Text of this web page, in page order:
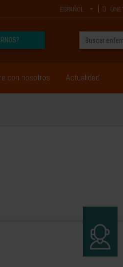
ESPAÑOL
con nosotros Actualidad